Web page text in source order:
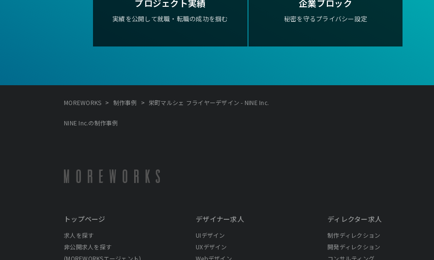
プロジェクト実績
実績を公開して就職・転職の成功を掴む
企業ブロック
秘密を守るプライバシー設定
MOREWORKS > 制作事例 > 栄町マルシェ フライヤーデザイン - NINE Inc.
NINE Inc.の制作事例
トップページ
求人を探す
非公開求人を探す
(MOREWORKSエージェント)
デザイナー求人
UIデザイン
UXデザイン
Webデザイン
ディレクター求人
制作ディレクション
開発ディレクション
コンサルティング